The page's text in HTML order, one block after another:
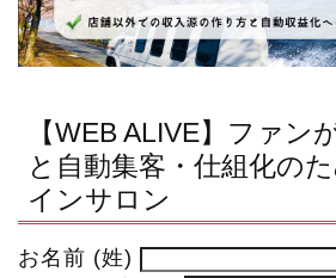
【WEB ALIVE】ファン
と自動集客・仕組化の
インサロン
お名前 (姓)